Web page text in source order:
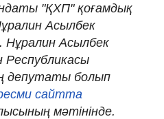
"ҚХП" қоғамдық
Асылбек
Нұралин Асылбек
депутаты болып
сайтта
мәтінінде.